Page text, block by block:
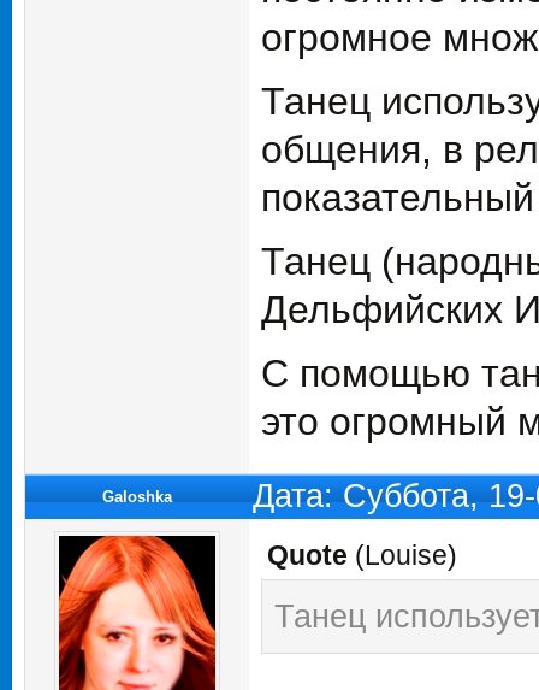
огромное
Танец
общения, в
Танец
Дельфийских
С помощью
это огромный
Galoshka Дата: Суббота,
Quote (Louise)
Танец